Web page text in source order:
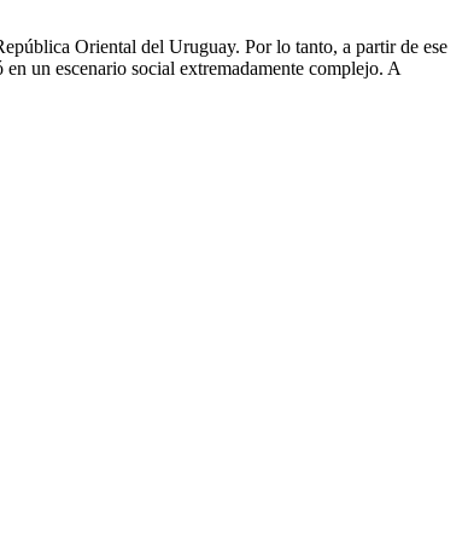
Oriental del Uruguay. Por lo tanto, a partir de ese
un escenario social extremadamente complejo. A